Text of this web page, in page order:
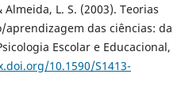
Almeida, L. S. (2003). Teorias
das ciências: da
Escolar e Educacional,
10.1590/S1413-